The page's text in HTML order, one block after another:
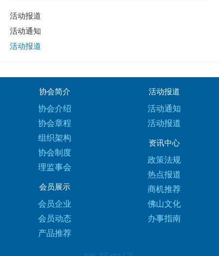
活动报道
活动通知
活动报道
协会简介
协会介绍
协会章程
组织架构
协会制度
理监事会
活动报道
活动通知
活动报道
资讯中心
政策法规
热点报道
商机推荐
佛山文化
办事指南
会员展示
会员企业
会员动态
产品推荐